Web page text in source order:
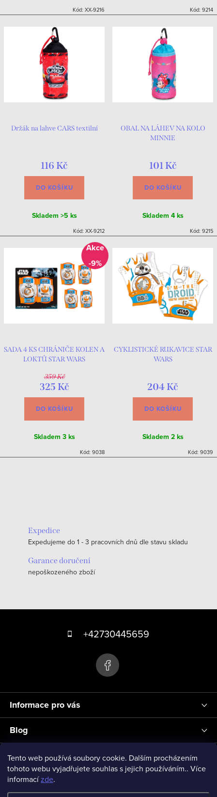
Tento web používá soubory cookie. Dalším procházením
tohoto webu vyjadřujete souhlas s jejich používáním.. Více
informacízde.
Kód: XX-9216 Kód: 9214
Držák na lahve CARS textilní
116 Kč
DO KOŠÍKU
Skladem >5 ks
Kód: XX-9212
OBAL NA LÁHEV NA KOLO
MINNIE
101 Kč
DO KOŠÍKU
Skladem 4 ks
Kód: 9215
-9%
SADA 4 KS CHRÁNIČE KOLEN A
LOKTŮ STAR WARS
359 Kč
325 Kč
DO KOŠÍKU
Skladem 3 ks
Kód: 9038
CYKLISTICKÉ RUKAVICE STAR
WARS
204 Kč
DO KOŠÍKU
Skladem 2 ks
Kód: 9039
Expedice
Expedujeme do 1 - 3 pracovních dnů dle stavu skladu
Garance doručení
nepoškozeného zboží
í
+42730445659
Informace pro vás
Blog
Přihlášení